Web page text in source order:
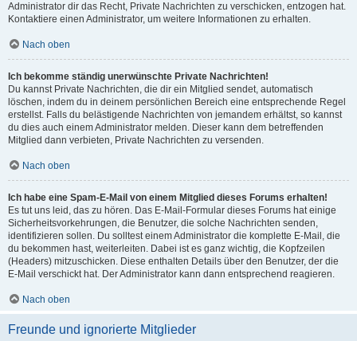
Administrator dir das Recht, Private Nachrichten zu verschicken, entzogen hat.
Kontaktiere einen Administrator, um weitere Informationen zu erhalten.
Nach oben
Ich bekomme ständig unerwünschte Private Nachrichten!
Du kannst Private Nachrichten, die dir ein Mitglied sendet, automatisch
löschen, indem du in deinem persönlichen Bereich eine entsprechende Regel
erstellst. Falls du belästigende Nachrichten von jemandem erhältst, so kannst
du dies auch einem Administrator melden. Dieser kann dem betreffenden
Mitglied dann verbieten, Private Nachrichten zu versenden.
Nach oben
Ich habe eine Spam-E-Mail von einem Mitglied dieses Forums erhalten!
Es tut uns leid, das zu hören. Das E-Mail-Formular dieses Forums hat einige
Sicherheitsvorkehrungen, die Benutzer, die solche Nachrichten senden,
identifizieren sollen. Du solltest einem Administrator die komplette E-Mail, die
du bekommen hast, weiterleiten. Dabei ist es ganz wichtig, die Kopfzeilen
(Headers) mitzuschicken. Diese enthalten Details über den Benutzer, der die
E-Mail verschickt hat. Der Administrator kann dann entsprechend reagieren.
Nach oben
Freunde und ignorierte Mitglieder